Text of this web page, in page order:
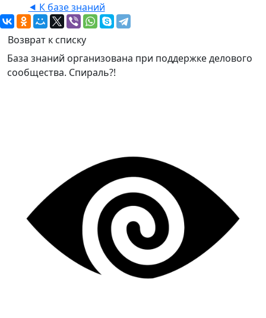
⯇ К базе знаний
Возврат к списку
База знаний организована при поддержке делового
сообщества. Спираль?!